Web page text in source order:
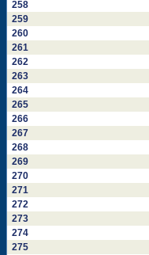
258
259
260
261
262
263
264
265
266
267
268
269
270
271
272
273
274
275